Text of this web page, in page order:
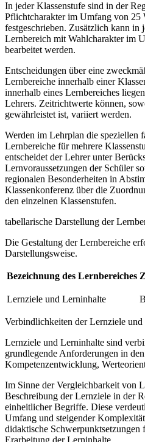
In jeder Klassenstufe sind in der
Pflichtcharakter im Umfang von 25
festgeschrieben. Zusätzlich kann in
Lernbereich mit Wahlcharakter im
bearbeitet werden.
Entscheidungen über eine
Lernbereiche innerhalb einer
innerhalb eines Lernbereiches
Lehrers. Zeitrichtwerte können,
gewährleistet ist, variiert werden.
Werden im Lehrplan die speziellen
Lernbereiche für mehrere
entscheidet der Lehrer unter
Lernvoraussetzungen der Schüler
regionalen Besonderheiten in
Klassenkonferenz über die
den einzelnen Klassenstufen.
tabellarische Darstellung der
Die Gestaltung der Lernbereiche
Darstellungsweise.
Bezeichnung des Lernbereiches
Lernziele und Lerninhalte
Verbindlichkeiten der Lernziele
Lernziele und Lerninhalte sind
grundlegende Anforderungen in
Kompetenzentwicklung,
Im Sinne der Vergleichbarkeit von
Beschreibung der Lernziele in der
einheitlicher Begriffe. Diese
Umfang und steigender
didaktische